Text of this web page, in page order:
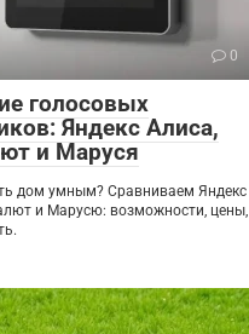
0
голосовых
Яндекс Алиса,
и Маруся
дом умным? Сравниваем Яндекс
и Марусю: возможности, цены,